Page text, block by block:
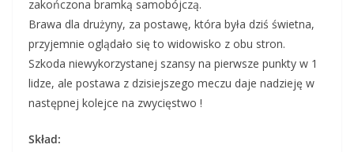
zakończona bramką samobójczą.
Brawa dla drużyny, za postawę, która była dziś świetna,
przyjemnie oglądało się to widowisko z obu stron.
Szkoda niewykorzystanej szansy na pierwsze punkty w 1
lidze, ale postawa z dzisiejszego meczu daje nadzieję w
następnej kolejce na zwycięstwo !
Skład: